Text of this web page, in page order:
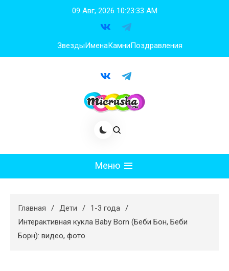
09 Авг, 2026 10:23:35 AM
ЗвездыИменаКамниПоздравления
Меню
Худеем
Психология
Главная Дети
1-3 года
Интерактивная кукла Baby Born (Беби Бон, Беби
Борн): видео, фото